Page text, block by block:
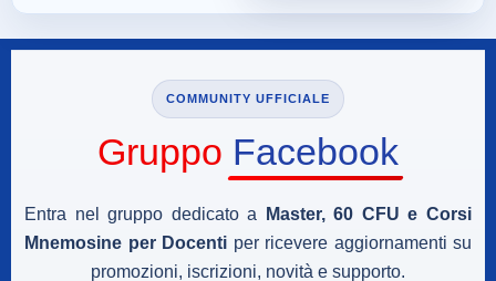
COMMUNITY UFFICIALE
Gruppo Facebook
Entra nel gruppo dedicato a
Master, 60 CFU e Corsi
Mnemosine per Docenti per ricevere aggiornamenti su
promozioni, iscrizioni, novità e supporto.